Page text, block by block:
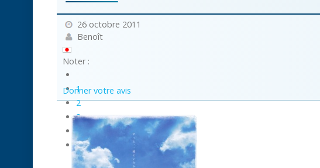
26 octobre 2011
Benoît
Noter :
1
2
3
4
5
Donner votre avis